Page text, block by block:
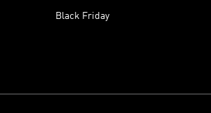
Black Friday